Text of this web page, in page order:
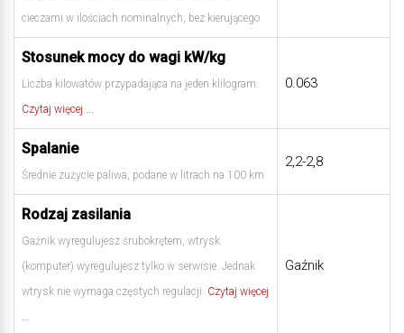
cieczami w ilościach nominalnych, bez kierującego
Stosunek mocy do wagi kW/kg
Liczba kilowatów przypadająca na jeden klilogram.
Czytaj więcej ...
0.063
Spalanie
Średnie zużycie paliwa, podane w litrach na 100 km
2,2-2,8
Rodzaj zasilania
Gaźnik wyregulujesz śrubokrętem, wtrysk
(komputer) wyregulujesz tylko w serwisie. Jednak
wtrysk nie wymaga częstych regulacji. Czytaj więcej
...
Gaźnik